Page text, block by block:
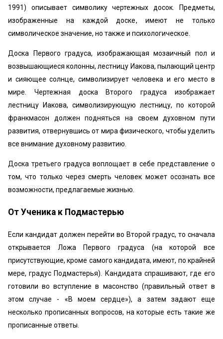
1991) описывает символику чертежных досок. Предметы,
изображенные на каждой доске, имеют не только
символическое значение, но также и психологическое.
Доска Первого градуса, изображающая мозаичный пол и
возвышающиеся колонны, лестницу Иакова, пылающий центр
и сияющее солнце, символизирует человека и его место в
мире. Чертежная доска Второго градуса изображает
лестницу Иакова, символизирующую лестницу, по которой
франкмасон должен подняться на своем духовном пути
развития, отвернувшись от мира физического, чтобы уделить
все внимание духовному развитию.
Доска третьего градуса воплощает в себе представление о
том, что только через смерть человек может осознать все
возможности, предлагаемые жизнью.
От Ученика к Подмастерью
Если кандидат должен перейти во Второй градус, то сначала
открывается Ложа Первого градуса (на которой все
присутствующие, кроме самого кандидата, имеют, по крайней
мере, градус Подмастерья). Кандидата спрашивают, где его
готовили во вступление в масонство (правильный ответ в
этом случае - «В моем сердце»), а затем задают еще
несколько прописанных вопросов, на которые есть такие же
прописанные ответы.